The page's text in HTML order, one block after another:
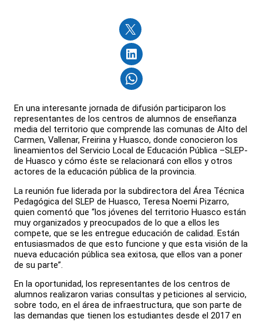
En una interesante jornada de difusión participaron los
representantes de los centros de alumnos de enseñanza
media del territorio que comprende las comunas de Alto del
Carmen, Vallenar, Freirina y Huasco, donde conocieron los
lineamientos del Servicio Local de Educación Pública –SLEP-
de Huasco y cómo éste se relacionará con ellos y otros
actores de la educación pública de la provincia.
La reunión fue liderada por la subdirectora del Área Técnica
Pedagógica del SLEP de Huasco, Teresa Noemi Pizarro,
quien comentó que “los jóvenes del territorio Huasco están
muy organizados y preocupados de lo que a ellos les
compete, que se les entregue educación de calidad. Están
entusiasmados de que esto funcione y que esta visión de la
nueva educación pública sea exitosa, que ellos van a poner
de su parte”.
En la oportunidad, los representantes de los centros de
alumnos realizaron varias consultas y peticiones al servicio,
sobre todo, en el área de infraestructura, que son parte de
las demandas que tienen los estudiantes desde el 2017 en